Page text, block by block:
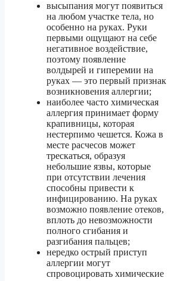
высыпания могут появиться
на любом участке тела, но
особенно на руках. Руки
первыми ощущают на себе
негативное воздействие,
поэтому появление
волдырей и гиперемии на
руках — это первый признак
возникновения аллергии;
наиболее часто химическая
аллергия принимает форму
крапивницы, которая
нестерпимо чешется. Кожа в
месте расчесов может
трескаться, образуя
небольшие язвы, которые
при отсутствии лечения
способны привести к
инфицированию. На руках
возможно появление отеков,
вплоть до невозможности
полного сгибания и
разгибания пальцев;
нередко острый приступ
аллергии могут
спровоцировать химические